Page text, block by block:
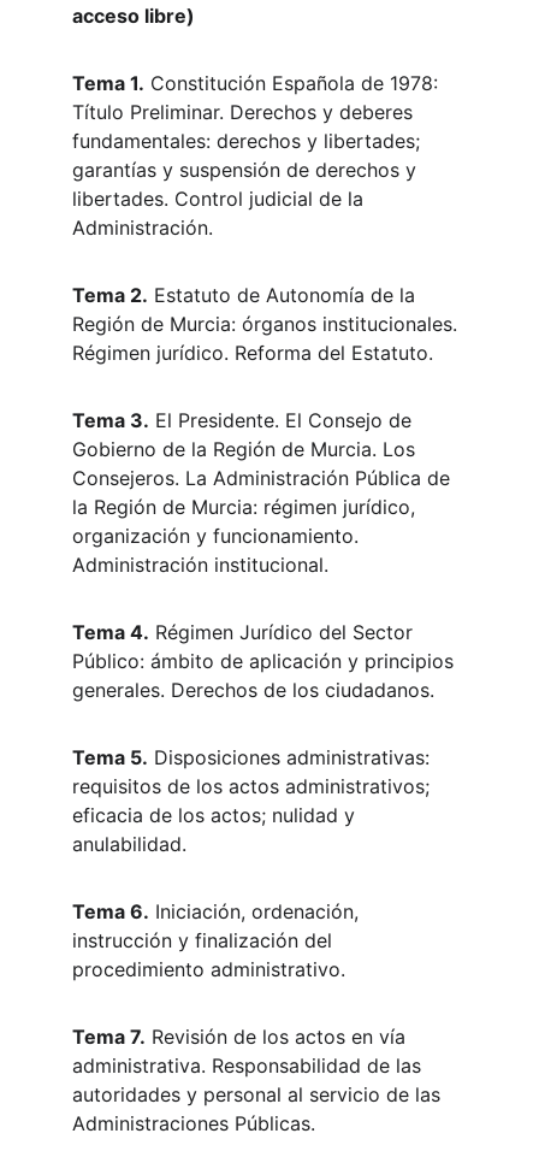
acceso libre)
Tema 1. Constitución Española de 1978:
Título Preliminar. Derechos y deberes
fundamentales: derechos y libertades;
garantías y suspensión de derechos y
libertades. Control judicial de la
Administración.
Tema 2. Estatuto de Autonomía de la
Región de Murcia: órganos institucionales.
Régimen jurídico. Reforma del Estatuto.
Tema 3. El Presidente. El Consejo de
Gobierno de la Región de Murcia. Los
Consejeros. La Administración Pública de
la Región de Murcia: régimen jurídico,
organización y funcionamiento.
Administración institucional.
Tema 4. Régimen Jurídico del Sector
Público: ámbito de aplicación y principios
generales. Derechos de los ciudadanos.
Tema 5. Disposiciones administrativas:
requisitos de los actos administrativos;
eficacia de los actos; nulidad y
anulabilidad.
Tema 6. Iniciación, ordenación,
instrucción y finalización del
procedimiento administrativo.
Tema 7. Revisión de los actos en vía
administrativa. Responsabilidad de las
autoridades y personal al servicio de las
Administraciones Públicas.